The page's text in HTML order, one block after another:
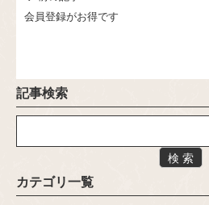
会員登録がお得です
記事検索
検 索
カテゴリ一覧